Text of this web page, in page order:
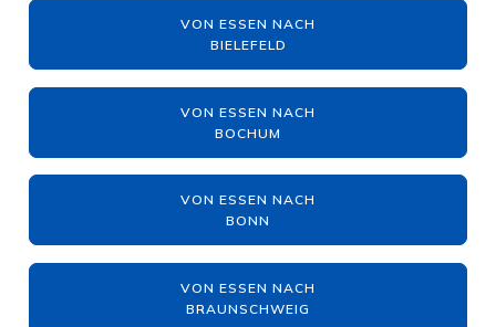
VON ESSEN NACH
BIELEFELD
VON ESSEN NACH
BOCHUM
VON ESSEN NACH
BONN
VON ESSEN NACH
BRAUNSCHWEIG